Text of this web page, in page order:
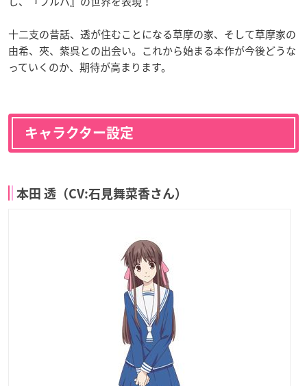
十二支の昔話、透が住むことになる草摩の家、そして草摩家の
由希、夾、紫呉との出会い。これから始まる本作が今後どうな
っていくのか、期待が高まります。
キャラクター設定
本田 透（CV:石見舞菜香さん）